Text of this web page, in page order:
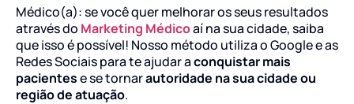
Médico(a): se você quer melhorar os seus resultados
através do Marketing Médicoaí na sua cidade, saiba
que isso é possível! Nosso método utiliza o Google e as
Redes Sociais para te ajudar aconquistar mais
pacientese se tornarautoridade na sua cidade ou
região de atuação.